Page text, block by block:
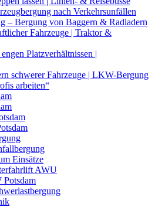
nach Verkehrsunfällen
– Bergung von Baggern & Radladern
Fahrzeuge | Traktor &
Platzverhältnissen |
schwerer Fahrzeuge | LKW-Bergung
arbeiten“
Einsätze
AWU
Potsdam